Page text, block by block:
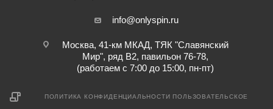
info@onlyspin.ru
Москва, 41-км МКАД, ТЯК "Славянский
Мир", ряд В2, павильон 76-78,
(работаем с 7:00 до 15:00, пн-пт)
ПОЛИТИКА КОНФИДЕНЦИАЛЬНОСТИ ПОЛЬЗОВАТЕЛЬСКОЕ